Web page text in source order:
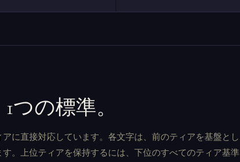
つの標準。
に直接対応しています。各文字は、前のティアを基盤とし
。上位ティアを保持するには、下位のすべてのティア基準